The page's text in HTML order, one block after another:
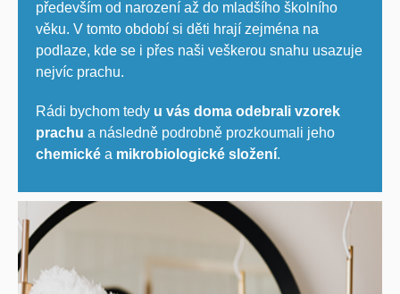
především od narození až do mladšího školního
věku. V tomto období si děti hrají zejména na
podlaze, kde se i přes naši veškerou snahu usazuje
nejvíc prachu.
Rádi bychom tedy u vás doma odebrali vzorek
prachu a následně podrobně prozkoumali jeho
chemické a mikrobiologické složení.